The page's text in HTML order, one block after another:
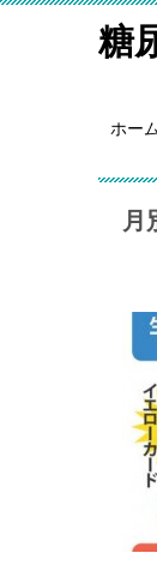
糖
ホー
月